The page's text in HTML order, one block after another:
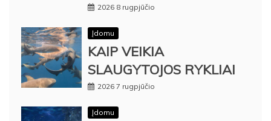
2026 8 rugpjūčio
Įdomu
KAIP VEIKIA
SLAUGYTOJOS RYKLIAI
2026 7 rugpjūčio
Įdomu